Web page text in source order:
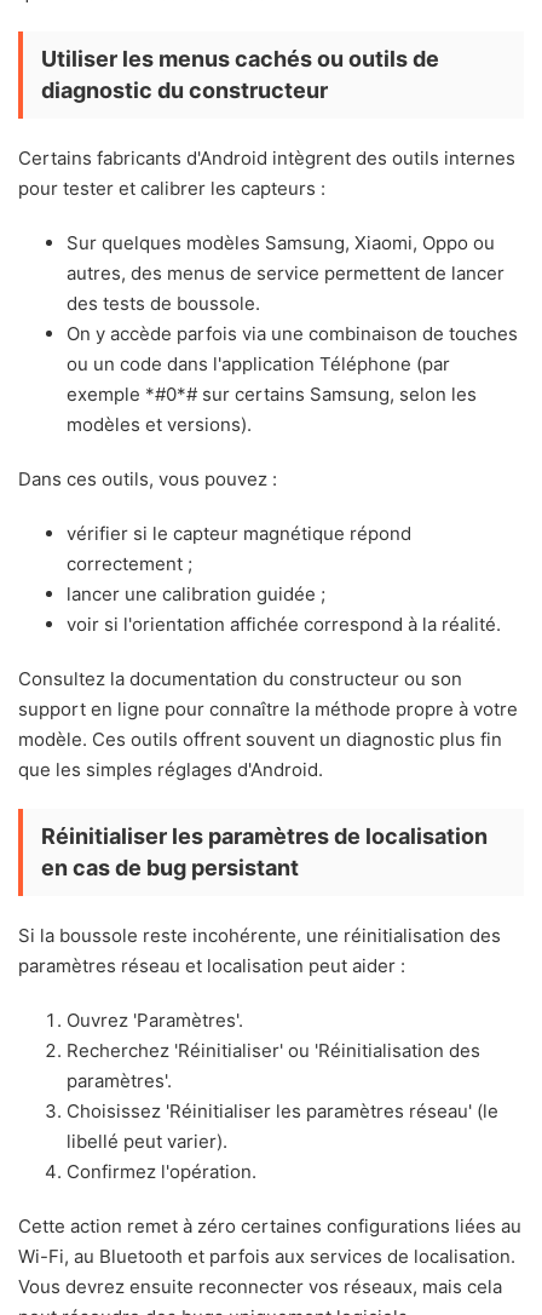
Utiliser les menus cachés ou outils de
diagnostic du constructeur
Certains fabricants d'Android intègrent des outils internes
pour tester et calibrer les capteurs :
Sur quelques modèles Samsung, Xiaomi, Oppo ou
autres, des menus de service permettent de lancer
des tests de boussole.
On y accède parfois via une combinaison de touches
ou un code dans l'application Téléphone (par
exemple *#0*# sur certains Samsung, selon les
modèles et versions).
Dans ces outils, vous pouvez :
vérifier si le capteur magnétique répond
correctement ;
lancer une calibration guidée ;
voir si l'orientation affichée correspond à la réalité.
Consultez la documentation du constructeur ou son
support en ligne pour connaître la méthode propre à votre
modèle. Ces outils offrent souvent un diagnostic plus fin
que les simples réglages d'Android.
Réinitialiser les paramètres de localisation
en cas de bug persistant
Si la boussole reste incohérente, une réinitialisation des
paramètres réseau et localisation peut aider :
Ouvrez 'Paramètres'.
Recherchez 'Réinitialiser' ou 'Réinitialisation des
paramètres'.
Choisissez 'Réinitialiser les paramètres réseau' (le
libellé peut varier).
Confirmez l'opération.
Cette action remet à zéro certaines configurations liées au
Wi-Fi, au Bluetooth et parfois aux services de localisation.
Vous devrez ensuite reconnecter vos réseaux, mais cela